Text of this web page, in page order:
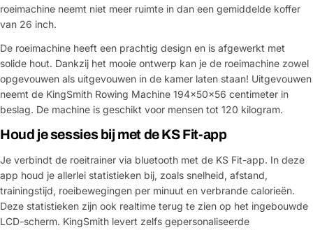
roeimachine neemt niet meer ruimte in dan een gemiddelde koffer
van 26 inch.
De roeimachine heeft een prachtig design en is afgewerkt met
solide hout. Dankzij het mooie ontwerp kan je de roeimachine zowel
opgevouwen als uitgevouwen in de kamer laten staan! Uitgevouwen
neemt de KingSmith Rowing Machine 194x50x56 centimeter in
beslag. De machine is geschikt voor mensen tot 120 kilogram.
Houd je sessies bij met de KS Fit-app
Je verbindt de roeitrainer via bluetooth met de KS Fit-app. In deze
app houd je allerlei statistieken bij, zoals snelheid, afstand,
trainingstijd, roeibewegingen per minuut en verbrande calorieën.
Deze statistieken zijn ook realtime terug te zien op het ingebouwde
LCD-scherm. KingSmith levert zelfs gepersonaliseerde